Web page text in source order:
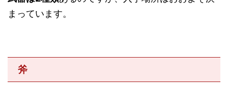
まっています。
斧